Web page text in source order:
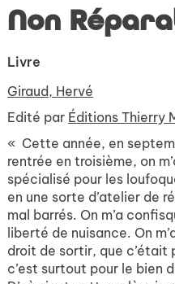
Non
Livre
Giraud, Hervé
Edité par Éditions Thierry
« Cette année, en
rentrée en troisième, on
spécialisé pour les
en une sorte d’atelier de
mal barrés. On m’a
liberté de nuisance. On
droit de sortir, que c’était
c’est surtout pour le bien